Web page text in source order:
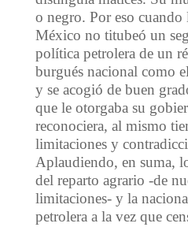
o negro. Por eso cuando
México no titubeó un
política petrolera de un
burgués nacional como
y se acogió de buen
que le otorgaba su
reconociera, al mismo
limitaciones y
Aplaudiendo, en suma,
del reparto agrario -de
limitaciones- y la
petrolera a la vez que